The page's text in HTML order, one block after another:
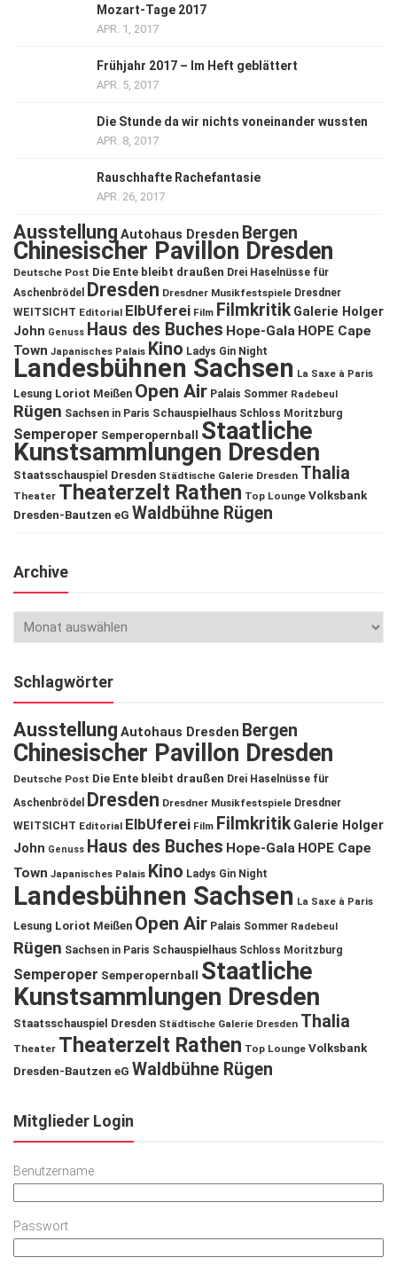
Mozart-Tage 2017
APR. 1, 2017
Frühjahr 2017 – Im Heft geblättert
APR. 5, 2017
Die Stunde da wir nichts voneinander wussten
APR. 8, 2017
Rauschhafte Rachefantasie
APR. 26, 2017
Ausstellung Autohaus Dresden Bergen
Chinesischer Pavillon Dresden
Deutsche Post Die Ente bleibt draußen Drei Haselnüsse für
Aschenbrödel
Dresden Dresdner Musikfestspiele Dresdner
WEITSICHT Editorial ElbUferei Film Filmkritik Galerie Holger
John Genuss Haus des Buches Hope-Gala HOPE Cape
Town Japanisches Palais Kino Ladys Gin Night
Landesbühnen Sachsen La Saxe à Paris
Lesung Loriot Meißen Open Air Palais Sommer Radebeul
Rügen Sachsen in Paris Schauspielhaus Schloss Moritzburg
Semperoper Semperopernball Staatliche
Kunstsammlungen Dresden
Staatsschauspiel Dresden Städtische Galerie Dresden Thalia
Theater Theaterzelt Rathen Top Lounge Volksbank
Dresden-Bautzen eG Waldbühne Rügen
Archive
Schlagwörter
Ausstellung Autohaus Dresden Bergen
Chinesischer Pavillon Dresden
Deutsche Post Die Ente bleibt draußen Drei Haselnüsse für
Aschenbrödel
Dresden Dresdner Musikfestspiele Dresdner
WEITSICHT Editorial ElbUferei Film Filmkritik Galerie Holger
John Genuss Haus des Buches Hope-Gala HOPE Cape
Town Japanisches Palais Kino Ladys Gin Night
Landesbühnen Sachsen La Saxe à Paris
Lesung Loriot Meißen Open Air Palais Sommer Radebeul
Rügen Sachsen in Paris Schauspielhaus Schloss Moritzburg
Semperoper Semperopernball
Staatliche
Kunstsammlungen Dresden
Staatsschauspiel Dresden Städtische Galerie Dresden Thalia
Theater Theaterzelt Rathen Top Lounge Volksbank
Dresden-Bautzen eG Waldbühne Rügen
Mitglieder Login
Benutzername
Passwort